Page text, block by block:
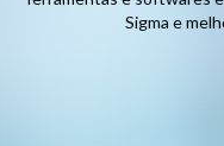
Sigma e